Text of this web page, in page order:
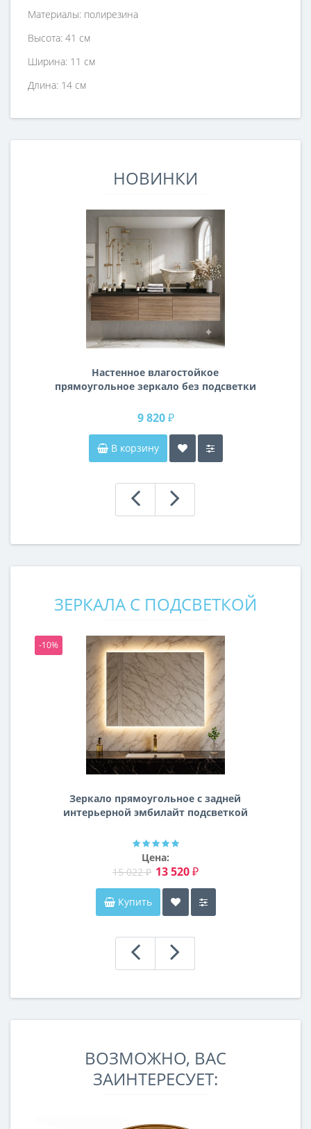
Материалы: полирезина
Высота: 41 см
Ширина: 11 см
Длина: 14 см
НОВИНКИ
Настенное влагостойкое
прямоугольное зеркало без подсветки
9 820 ₽
В корзину
ЗЕРКАЛА С ПОДСВЕТКОЙ
-10%
Зеркало прямоугольное с задней
интерьерной эмбилайт подсветкой
Цена:
15 022 ₽ 13 520 ₽
Купить
ВОЗМОЖНО, ВАС
ЗАИНТЕРЕСУЕТ: